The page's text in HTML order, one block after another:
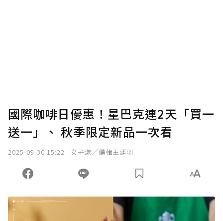
國際咖啡日優惠！星巴克連2天「買一
送一」、 秋季限定新品一次看
2025-09-30 15:22 女子漾／編輯王廷羽